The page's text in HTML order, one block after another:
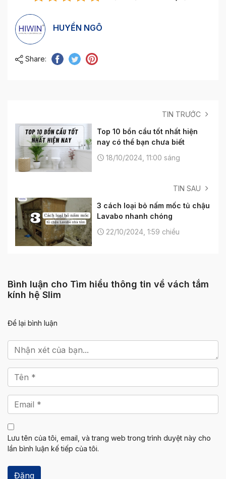
HUYỀN NGÔ
Share:
TIN TRƯỚC
Top 10 bồn cầu tốt nhất hiện
nay có thể bạn chưa biết
18/10/2024, 11:00 sáng
TIN SAU
3 cách loại bỏ nấm mốc tủ chậu
Lavabo nhanh chóng
22/10/2024, 1:59 chiều
Bình luận cho Tìm hiểu thông tin về vách tắm
kính hệ Slim
Để lại bình luận
Lưu tên của tôi, email, và trang web trong trình duyệt này cho
lần bình luận kế tiếp của tôi.